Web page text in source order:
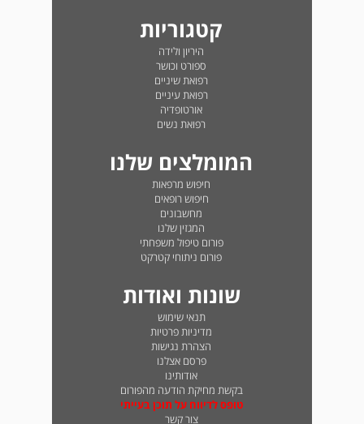
קטגוריות
היריון ולידה
ספורט וכושר
רפואת שיניים
רפואת עיניים
אורטופדיה
רפואת נשים
המומלצים שלנו
חיפוש מרפאות
חיפוש רופאים
מחשבונים
המגזין שלנו
פורום טיפול משפחתי
פורום ניתוחי קטרקט
שונות ואודות
תנאי שימוש
מדיניות פרטיות
הצהרת נגישות
פרסם אצלנו
אודותינו
בקשת מחיקת הודעה מהפורום
טופס לדיווח על תוכן בעייתי
צור קשר